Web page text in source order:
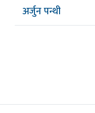
अर्जुन पन्थी